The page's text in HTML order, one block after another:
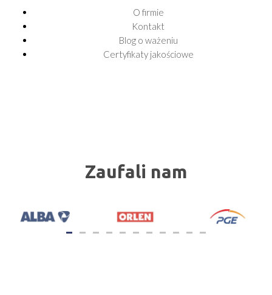
O firmie
Kontakt
Blog o ważeniu
Certyfikaty jakościowe
Zaufali nam